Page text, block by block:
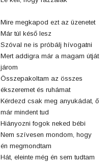
Mire megkapod ezt az üzenetet
Már túl késő lesz
Szóval ne is próbálj hívogatni
Mert addigra már a magam útját
járom
Összepakoltam az összes
ékszeremet és ruhámat
Kérdezd csak meg anyukádat, ő
már mindent tud
Hiányozni fogok neked bébi
Nem szívesen mondom, hogy
én megmondtam
Hát, eleinte még én sem tudtam